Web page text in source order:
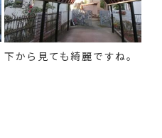
下から見ても綺麗ですね。